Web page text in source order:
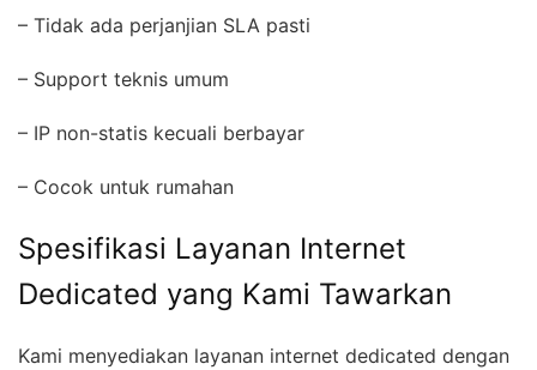
– Tidak ada perjanjian SLA pasti
– Support teknis umum
– IP non-statis kecuali berbayar
– Cocok untuk rumahan
Spesifikasi Layanan Internet
Dedicated yang Kami Tawarkan
Kami menyediakan layanan internet dedicated dengan